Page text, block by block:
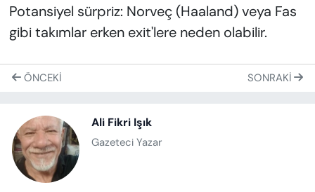
Potansiyel sürpriz: Norveç (Haaland) veya Fas
gibi takımlar erken exit'lere neden olabilir.
ÖNCEKI SONRAKI
Ali Fikri Işık
Gazeteci Yazar